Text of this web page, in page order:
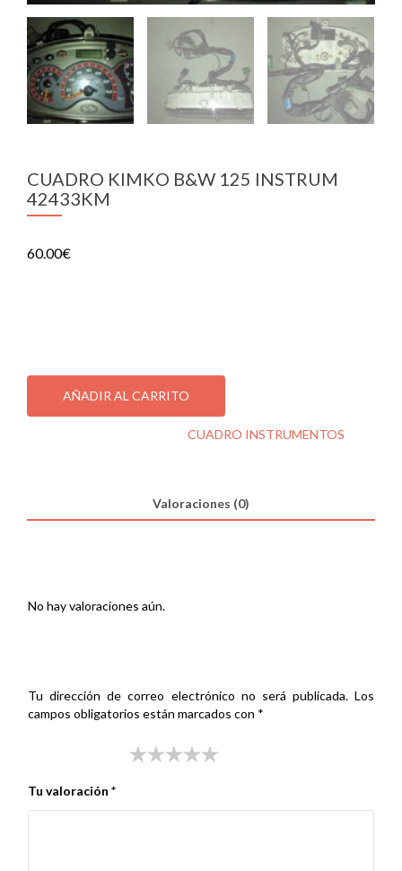
CUADRO KIMKO B&W 125 INSTRUM
42433KM
60.00€
CUADRO
KIMKOAÑADIR AL CARRITO
CUADRO INSTRUMENTOS
Valoraciones (0)
No hay valoraciones aún.
Tu dirección de correo electrónico no será publicada. Los
campos obligatorios están marcados con *
Tu valoración *